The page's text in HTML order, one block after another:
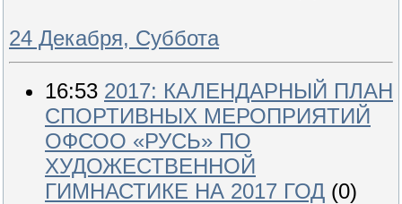
24 Декабря, Суббота
16:53 2017: КАЛЕНДАРНЫЙ ПЛАН
СПОРТИВНЫХ МЕРОПРИЯТИЙ
ОФСОО «РУСЬ» ПО
ХУДОЖЕСТВЕННОЙ
ГИМНАСТИКЕ НА 2017 ГОД (0)